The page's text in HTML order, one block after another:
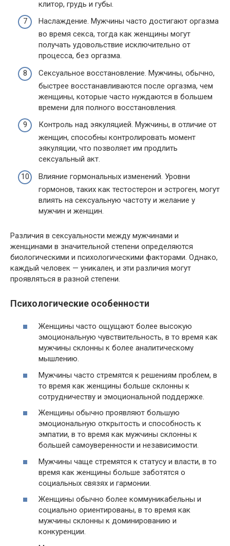
клитор, грудь и губы.
Наслаждение. Мужчины часто достигают оргазма
во время секса, тогда как женщины могут
получать удовольствие исключительно от
процесса, без оргазма.
Сексуальное восстановление. Мужчины, обычно,
быстрее восстанавливаются после оргазма, чем
женщины, которые часто нуждаются в большем
времени для полного восстановления.
Контроль над эякуляцией. Мужчины, в отличие от
женщин, способны контролировать момент
эякуляции, что позволяет им продлить
сексуальный акт.
Влияние гормональных изменений. Уровни
гормонов, таких как тестостерон и эстроген, могут
влиять на сексуальную частоту и желание у
мужчин и женщин.
Различия в сексуальности между мужчинами и
женщинами в значительной степени определяются
биологическими и психологическими факторами. Однако,
каждый человек — уникален, и эти различия могут
проявляться в разной степени.
Психологические особенности
Женщины часто ощущают более высокую
эмоциональную чувствительность, в то время как
мужчины склонны к более аналитическому
мышлению.
Мужчины часто стремятся к решениям проблем, в
то время как женщины больше склонны к
сотрудничеству и эмоциональной поддержке.
Женщины обычно проявляют большую
эмоциональную открытость и способность к
эмпатии, в то время как мужчины склонны к
большей самоуверенности и независимости.
Мужчины чаще стремятся к статусу и власти, в то
время как женщины больше заботятся о
социальных связях и гармонии.
Женщины обычно более коммуникабельны и
социально ориентированы, в то время как
мужчины склонны к доминированию и
конкуренции.